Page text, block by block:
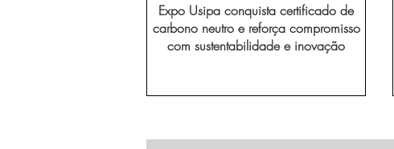
Expo Usipa conquista certificado de
carbono neutro e reforça compromisso
com sustentabilidade e inovação